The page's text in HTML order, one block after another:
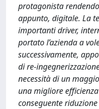
protagonista
appunto, digitale. La
importanti driver,
portato l’azienda a
successivamente,
di re-
necessità di un
una migliore
conseguente